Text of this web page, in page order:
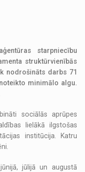
starpniecību
struktūrvienībās
nodrošināts darbs 71
minimālo algu.
sociālās aprūpes
lielākā ilgstošas
institūcija. Katru
jūlijā un augustā